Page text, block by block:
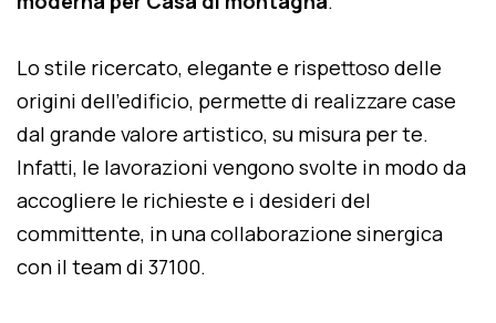
Lo stile ricercato, elegante e rispettoso delle
origini dell'edificio, permette di realizzare case
dal grande valore artistico, su misura per te.
Infatti, le lavorazioni vengono svolte in modo da
accogliere le richieste e i desideri del
committente, in una collaborazione sinergica
con il team di 37100.